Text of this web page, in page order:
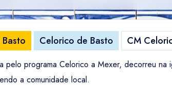
Celorico de Basto CM
programa Celorico a Mexer, decorreu
a comunidade local.